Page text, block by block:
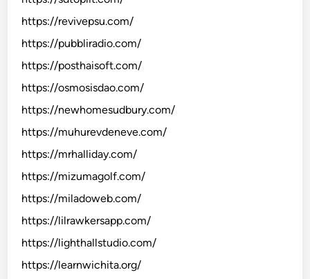
https://revivepsu.com/
https://pubbliradio.com/
https://posthaisoft.com/
https://osmosisdao.com/
https://newhomesudbury.com/
https://muhurevdeneve.com/
https://mrhalliday.com/
https://mizumagolf.com/
https://miladoweb.com/
https://lilrawkersapp.com/
https://lighthallstudio.com/
https://learnwichita.org/